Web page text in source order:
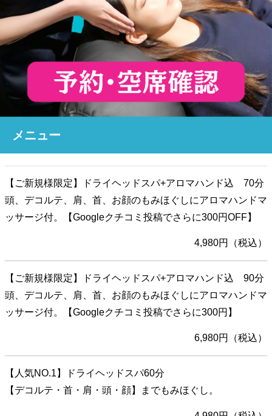
メニュー
【ご新規様限定】ドライヘッドスパ+アロマハンド込 70分
頭、デコルテ、肩、首、お顔のもみほぐしにアロマハンドマ
ッサージ付。【Googleクチコミ投稿でさらに300円OFF】
4,980円（税込）
【ご新規様限定】ドライヘッドスパ+アロマハンド込 90分
頭、デコルテ、肩、首、お顔のもみほぐしにアロマハンドマ
ッサージ付。【Googleクチコミ投稿でさらに300円】
6,980円（税込）
【人気NO.1】ドライヘッドスパ60分
【デコルテ・首・肩・頭・顔】までもみほぐし。